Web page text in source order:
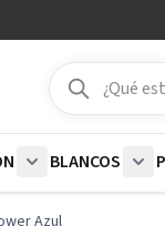
Buscar
Buscar
BLANCOS
Azul